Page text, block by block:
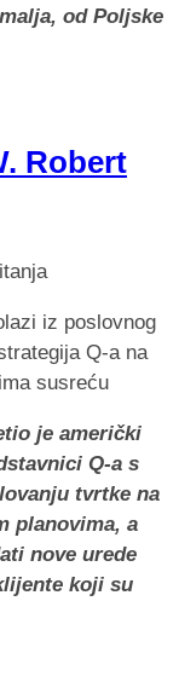
od Poljske
Robert
je američki
Q-a s
tvrtke na
planovima, a
nove urede
koji su